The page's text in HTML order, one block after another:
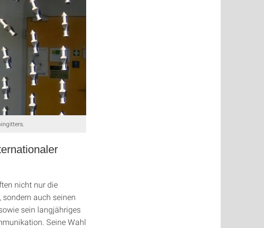
nicht nur die
auch seinen
sein langjähriges
Seine Wahl